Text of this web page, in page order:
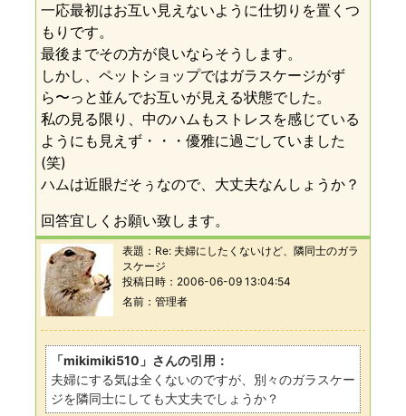
一応最初はお互い見えないように仕切りを置くつ
もりです。
最後までその方が良いならそうします。
しかし、ペットショップではガラスケージがず
ら〜っと並んでお互いが見える状態でした。
私の見る限り、中のハムもストレスを感じている
ようにも見えず・・・優雅に過ごしていました
(笑)
ハムは近眼だそぅなので、大丈夫なんしょうか？
回答宜しくお願い致します。
表題： Re: 夫婦にしたくないけど、隣同士のガラ
スケージ
投稿日時： 2006-06-09 13:04:54
名前
管理者
「mikimiki510」さんの引用：
夫婦にする気は全くないのですが、別々のガラスケー
ジを隣同士にしても大丈夫でしょうか？